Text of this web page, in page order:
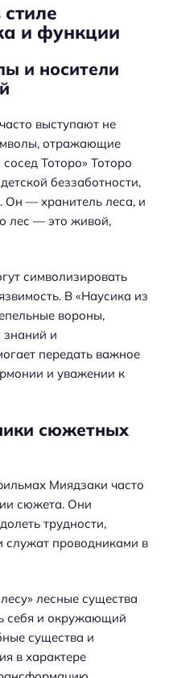
и функции
и носители
выступают не
отражающие
Тоторо» Тоторо
беззаботности,
Он — хранитель леса, и
лес — это живой,
символизировать
В «Наусика из
вороны,
знаний и
передать важное
и уважении к
сюжетных
Миядзаки часто
сюжета. Они
трудности,
проводниками в
лесные существа
себя и окружающий
существа и
в характере